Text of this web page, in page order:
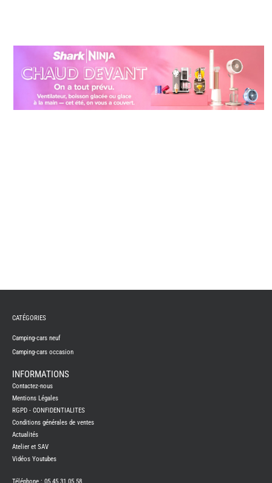
CATÉGORIES
Camping-cars neuf
Camping-cars occasion
INFORMATIONS
Contactez-nous
Mentions Légales
RGPD - CONFIDENTIALITES
Conditions générales de ventes
Actualités
Atelier et SAV
Vidéos Youtubes
Téléphone : 05 45 31 05 58